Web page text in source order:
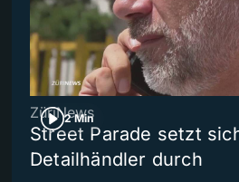
2 Min
ZüriNews
Street Parade setzt
Detailhändler durch